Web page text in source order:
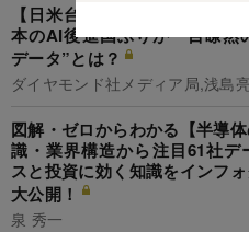
【日米台vs中国17社】AI覇権
本のAI後進国ぶりが一目瞭然
データ”とは？
ダイヤモンド社メディア局,浅島
図解・ゼロからわかる【半導
識・業界構造から注目61社デ
スと投資に効く知識をインフ
大公開！
泉 秀一